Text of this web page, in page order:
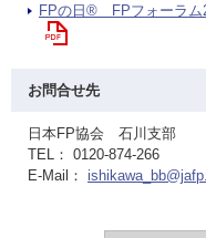
FPの日® FPフォーラム
お問合せ先
日本FP協会 石川支部
TEL： 0120-874-266
E-Mail：